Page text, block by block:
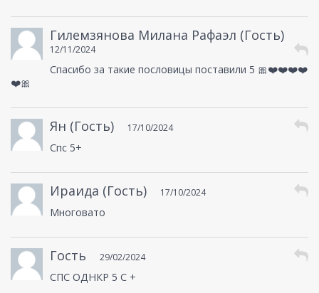
Гилемзянова Милана Рафаэл (Гость)
12/11/2024
Спасибо за такие пословицы поставили 5 🎀❤️❤️❤️❤️
❤️🎀
Ян (Гость) 17/10/2024
Спс 5+
Ираида (Гость) 17/10/2024
Многовато
Гость 29/02/2024
СПС ОДНКР 5 С +